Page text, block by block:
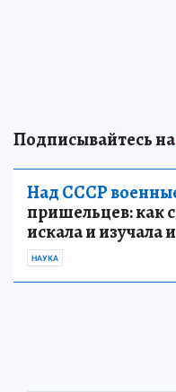
Подписывайтесь на
Над СССР
пришельцев: как
искала и изучала
НАУКА